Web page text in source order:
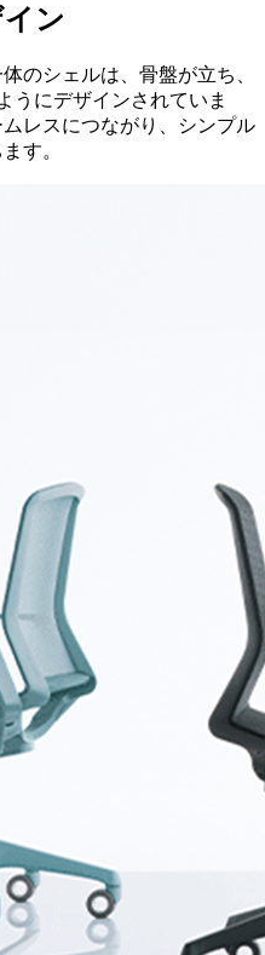
ン
のシェルは、骨盤が立ち、
うにデザインされていま
レスにつながり、シンプル
す。